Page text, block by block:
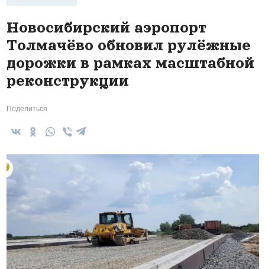
Новосибирский аэропорт
Толмачёво обновил рулёжные
дорожки в рамках масштабной
реконструкции
Поделиться